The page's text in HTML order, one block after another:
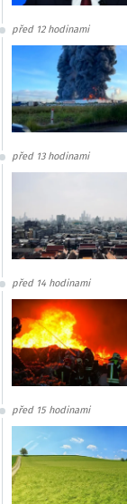
před 12 hodinami
před 13 hodinami
před 14 hodinami
před 15 hodinami